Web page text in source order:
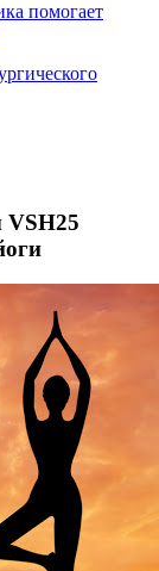
помогает
VSH25